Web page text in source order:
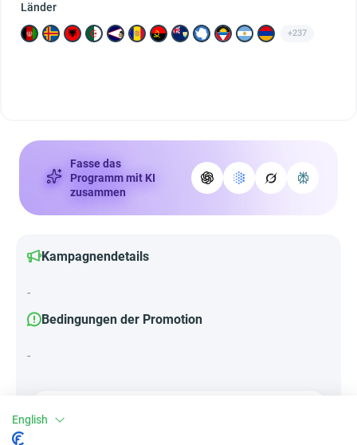
Länder
+237
Fasse das
Programm mit KI
zusammen
Kampagnendetails
-
Bedingungen der Promotion
-
Attribute
English